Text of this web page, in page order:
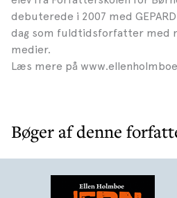
debuterede i 2007 med
dag som fuldtidsforfatter med
medier.
Læs mere på
Bøger af denne